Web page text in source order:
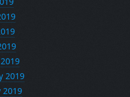
2019
2019